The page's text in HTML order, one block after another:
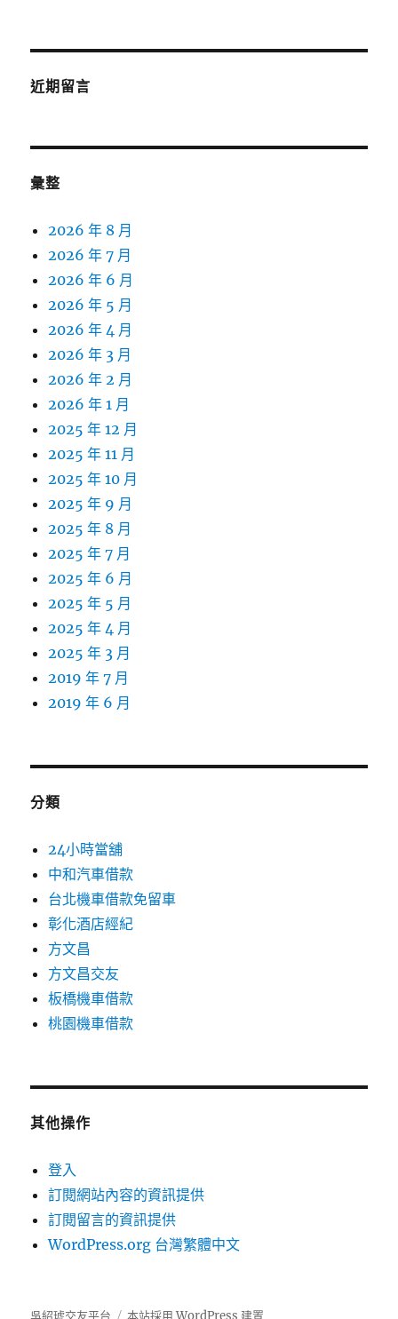
近期留言
彙整
2026 年 8 月
2026 年 7 月
2026 年 6 月
2026 年 5 月
2026 年 4 月
2026 年 3 月
2026 年 2 月
2026 年 1 月
2025 年 12 月
2025 年 11 月
2025 年 10 月
2025 年 9 月
2025 年 8 月
2025 年 7 月
2025 年 6 月
2025 年 5 月
2025 年 4 月
2025 年 3 月
2019 年 7 月
2019 年 6 月
分類
24小時當舖
中和汽車借款
台北機車借款免留車
彰化酒店經紀
方文昌
方文昌交友
板橋機車借款
桃園機車借款
其他操作
登入
訂閱網站內容的資訊提供
訂閱留言的資訊提供
WordPress.org 台灣繁體中文